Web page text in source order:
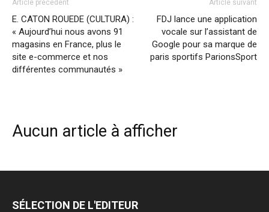
Article précédent
E. CATON ROUEDE (CULTURA) :
« Aujourd’hui nous avons 91
magasins en France, plus le
site e-commerce et nos
différentes communautés »
Article suivant
FDJ lance une application
vocale sur l’assistant de
Google pour sa marque de
paris sportifs ParionsSport
Aucun article à afficher
SÉLECTION DE L'EDITEUR